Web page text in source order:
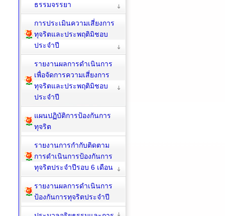
ธรรมจรรยา
การประเมินความเสี่ยงการ
ทุจริตและประพฤติมิชอบ
ประจำปี
รายงานผลการดำเนินการ
เพื่อจัดการความเสี่ยงการ
ทุจริตและประพฤติมิชอบ
ประจำปี
แผนปฏิบัติการป้องกันการ
ทุจริต
รายงานการกำกับติดตาม
การดำเนินการป้องกันการ
ทุจริตประจำปีรอบ 6 เดือน
รายงานผลการดำเนินการ
ป้องกันการทุจริตประจำปี